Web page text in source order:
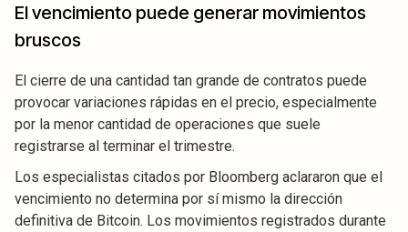
El vencimiento puede generar movimientos
bruscos
El cierre de una cantidad tan grande de contratos puede
provocar variaciones rápidas en el precio, especialmente
por la menor cantidad de operaciones que suele
registrarse al terminar el trimestre.
Los especialistas citados por Bloomberg aclararon que el
vencimiento no determina por sí mismo la dirección
definitiva de Bitcoin. Los movimientos registrados durante